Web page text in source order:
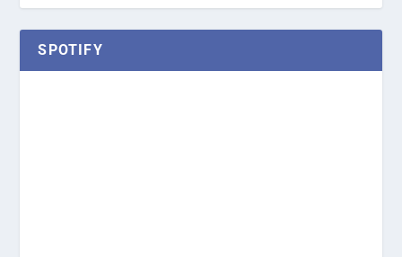
SPOTIFY